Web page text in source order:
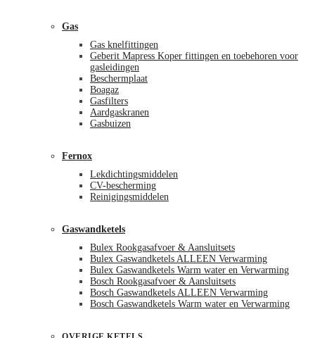
Gas
Gas knelfittingen
Geberit Mapress Koper fittingen en toebehoren voor
gasleidingen
Beschermplaat
Boagaz
Gasfilters
Aardgaskranen
Gasbuizen
Fernox
Lekdichtingsmiddelen
CV-bescherming
Reinigingsmiddelen
Gaswandketels
Bulex Rookgasafvoer & Aansluitsets
Bulex Gaswandketels ALLEEN Verwarming
Bulex Gaswandketels Warm water en Verwarming
Bosch Rookgasafvoer & Aansluitsets
Bosch Gaswandketels ALLEEN Verwarming
Bosch Gaswandketels Warm water en Verwarming